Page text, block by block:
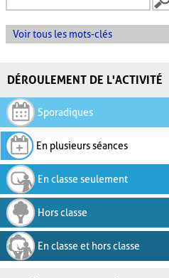
Voir tous les mots-clés
DÉROULEMENT DE L'ACTIVITÉ
Sporadiques
En plusieurs séances
En classe seulement
Hors classe
En classe et hors classe